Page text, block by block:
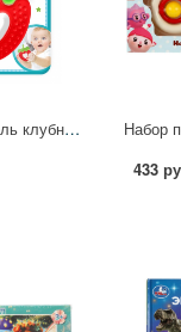
Прорезыватель клубничка УМка UM-STR-25
433